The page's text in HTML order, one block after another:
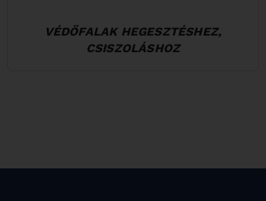
VÉDŐFALAK HEGESZTÉSHEZ,
CSISZOLÁSHOZ